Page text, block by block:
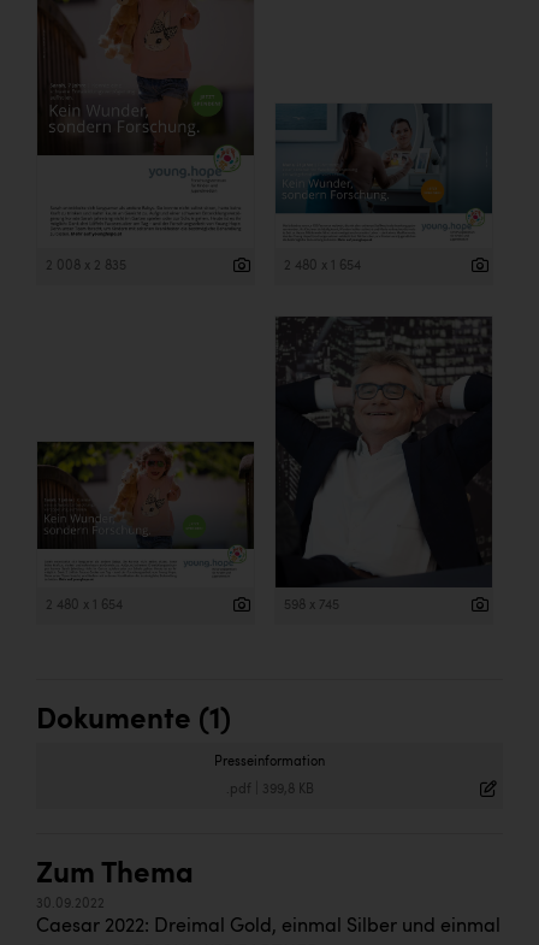
2 008 x 2 835 2 480 x 1 654
2 480 x 1 654 598 x 745
Dokumente (1)
Presseinformation
.pdf 399,8 KB
Zum Thema
30.09.2022
Caesar 2022: Dreimal Gold, einmal Silber und einmal